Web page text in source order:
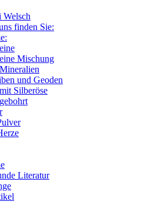
Welsch
finden Sie:
Mischung
und Geoden
Silberöse
Literatur